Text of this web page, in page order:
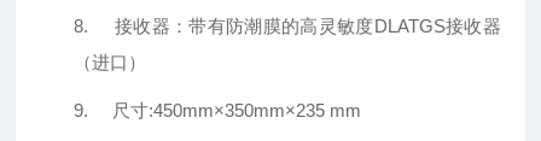
8. 接收器：带有防潮膜的高灵敏度DLATGS接收器
（进口）
9. 尺寸:450mm×350mm×235 mm